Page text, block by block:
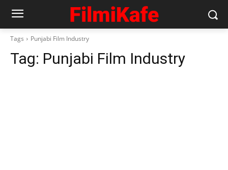
Tags Punjabi Film Industry
Tag: Punjabi Film Industry